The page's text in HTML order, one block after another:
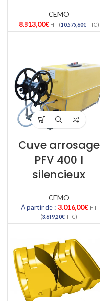
CEMO
8.813,00€ HT (10.575,60€TTC)
Cuve arrosage
PFV 400 l
silencieux
CEMO
À partir de : 3.016,00€ HT
(3.619,20€TTC)